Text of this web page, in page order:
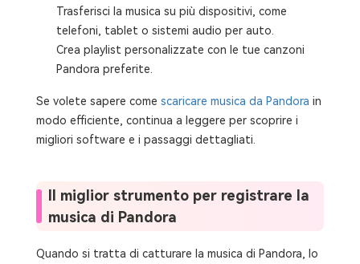
Trasferisci la musica su più dispositivi, come
telefoni, tablet o sistemi audio per auto.
Crea playlist personalizzate con le tue canzoni
Pandora preferite.
Se volete sapere come scaricare musica da Pandora in
modo efficiente, continua a leggere per scoprire i
migliori software e i passaggi dettagliati.
Il miglior strumento per registrare la
musica di Pandora
Quando si tratta di catturare la musica di Pandora, lo